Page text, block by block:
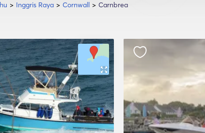
Inggris Raya Cornwall Carnbrea